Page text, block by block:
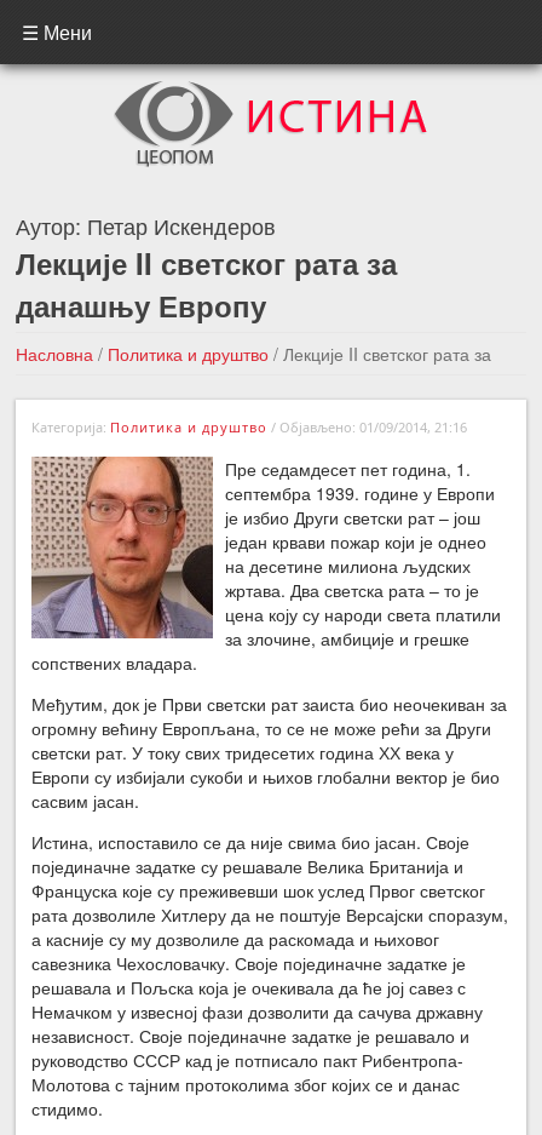
☰ Мени
Аутор: Петар Искендеров
Лекције II светског рата за
данашњу Европу
Насловна / Политика и друштво / Лекције II светског рата за
данашњу Европу
←Претходна вест
Следећа вест →
Категорија: Политика и друштво / Објављено: 01/09/2014, 21:16
Пре седамдесет пет година, 1.
септембра 1939. године у Европи
је избио Други светски рат – још
један крвави пожар који је однео
на десетине милиона људских
жртава. Два светска рата – то је
цена коју су народи света платили
за злочине, амбиције и грешке
сопствених владара.
Међутим, док је Први светски рат заиста био неочекиван за
огромну већину Европљана, то се не може рећи за Други
светски рат. У току свих тридесетих година ХХ века у
Европи су избијали сукоби и њихов глобални вектор је био
сасвим јасан.
Истина, испоставило се да није свима био јасан. Своје
појединачне задатке су решавале Велика Британија и
Француска које су преживевши шок услед Првог светског
рата дозволиле Хитлеру да не поштује Версајски споразум,
а касније су му дозволиле да раскомада и њиховог
савезника Чехословачку. Своје појединачне задатке је
решавала и Пољска која је очекивала да ће јој савез с
Немачком у извесној фази дозволити да сачува државну
независност. Своје појединачне задатке је решавало и
руководство СССР кад је потписало пакт Рибентропа-
Молотова с тајним протоколима због којих се и данас
стидимо.